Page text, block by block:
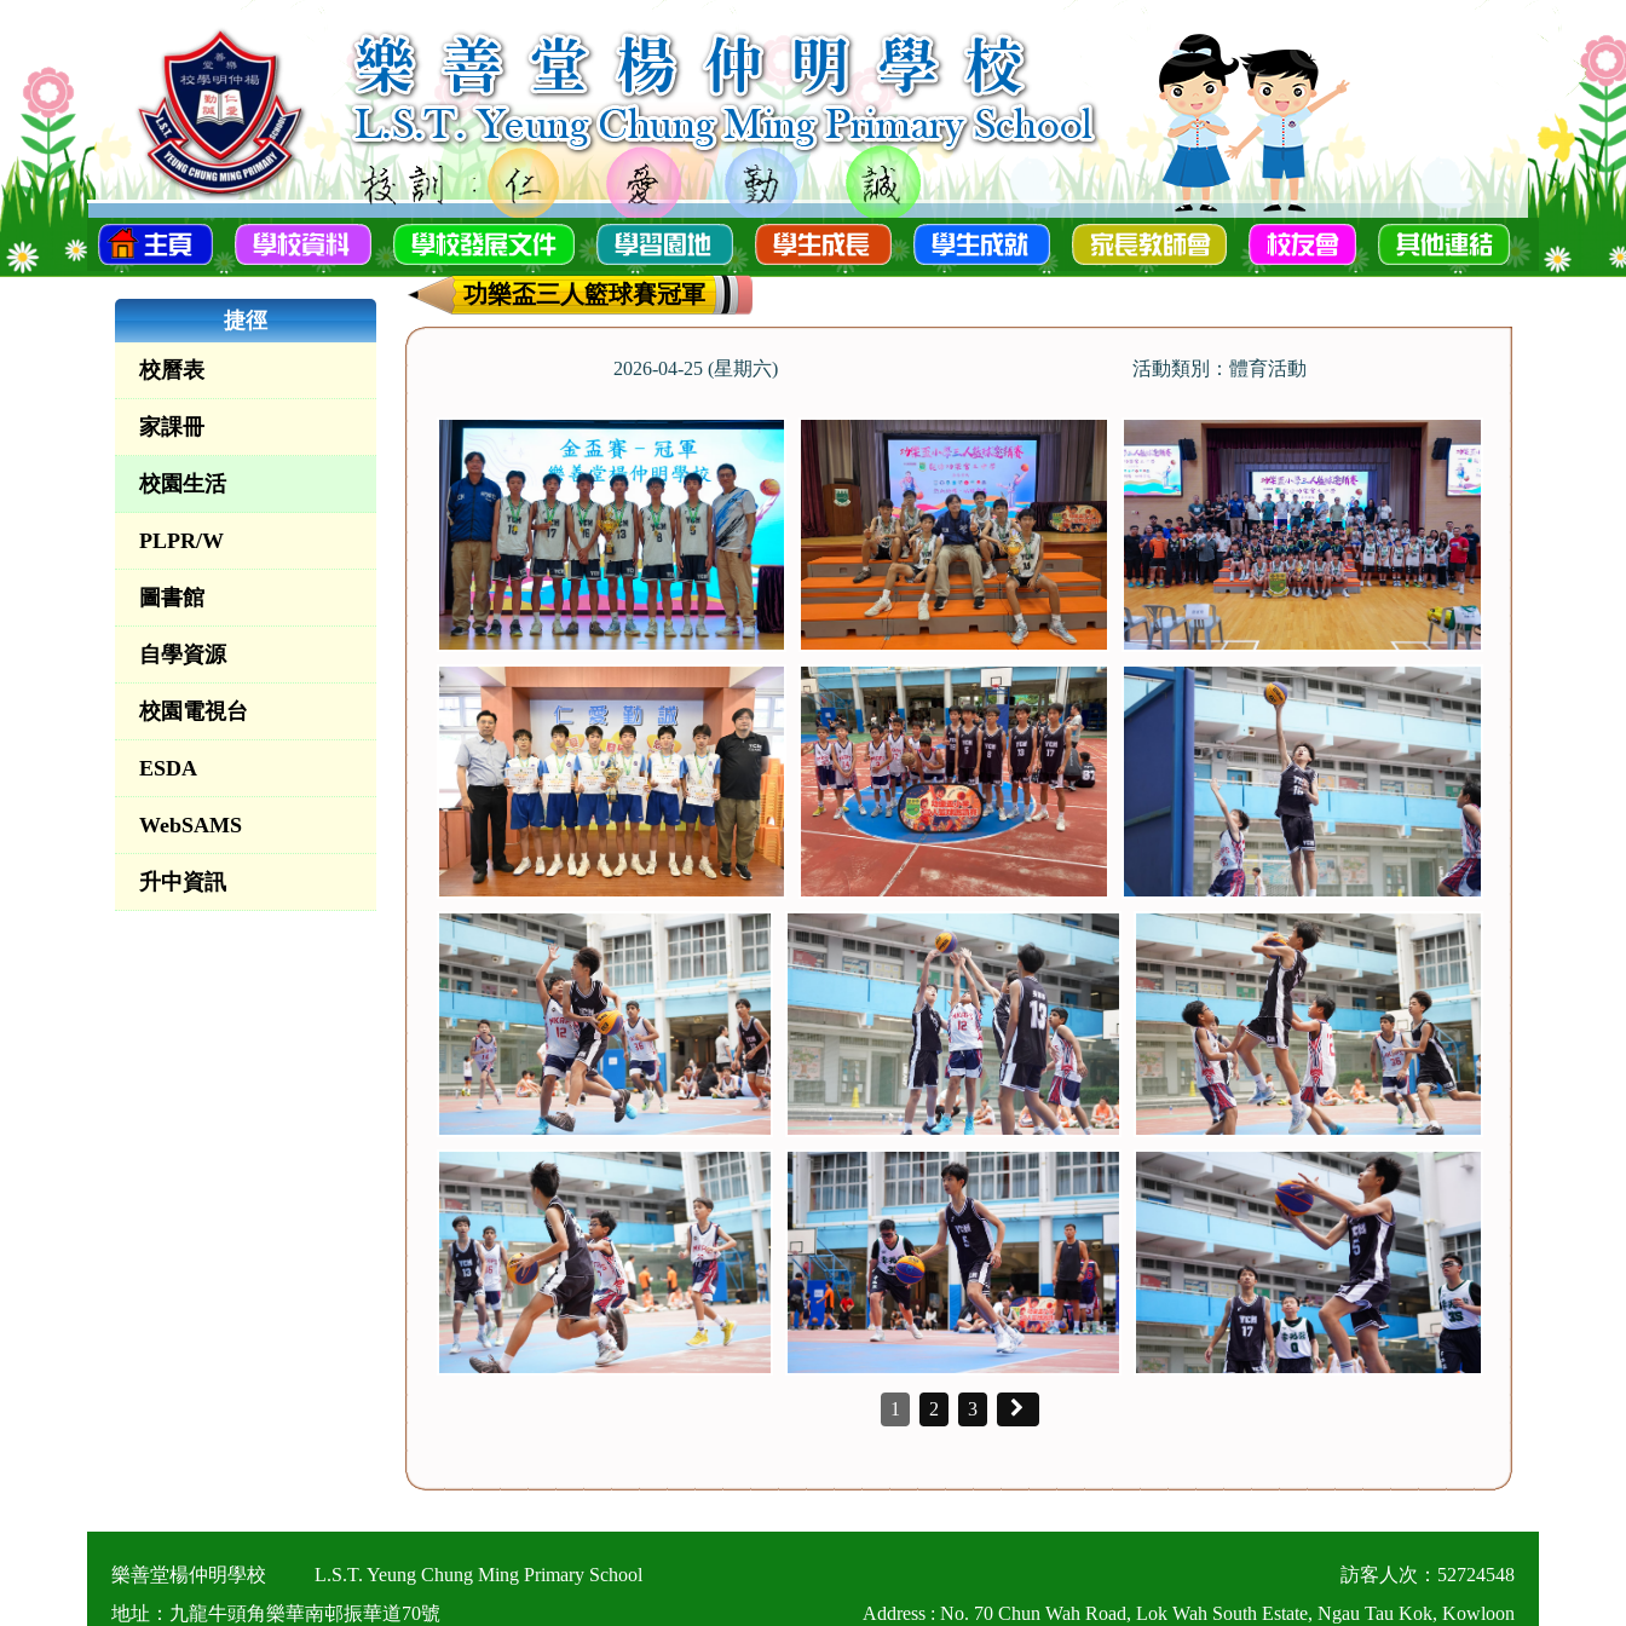
捷徑
校曆表
家課冊
校園生活
PLPR/W
圖書館
自學資源
校園電視台
ESDA
WebSAMS
升中資訊
功樂盃三人籃球賽冠軍
2026-04-25 (星期六) 活動類別：體育活動
1 2 3
樂善堂楊仲明學校 L.S.T. Yeung Chung Ming Primary School
訪客人次：52724548
地址：九龍牛頭角樂華南邨振華道70號
Address : No. 70 Chun Wah Road, Lok Wah South Estate, Ngau Tau Kok, Kowloon